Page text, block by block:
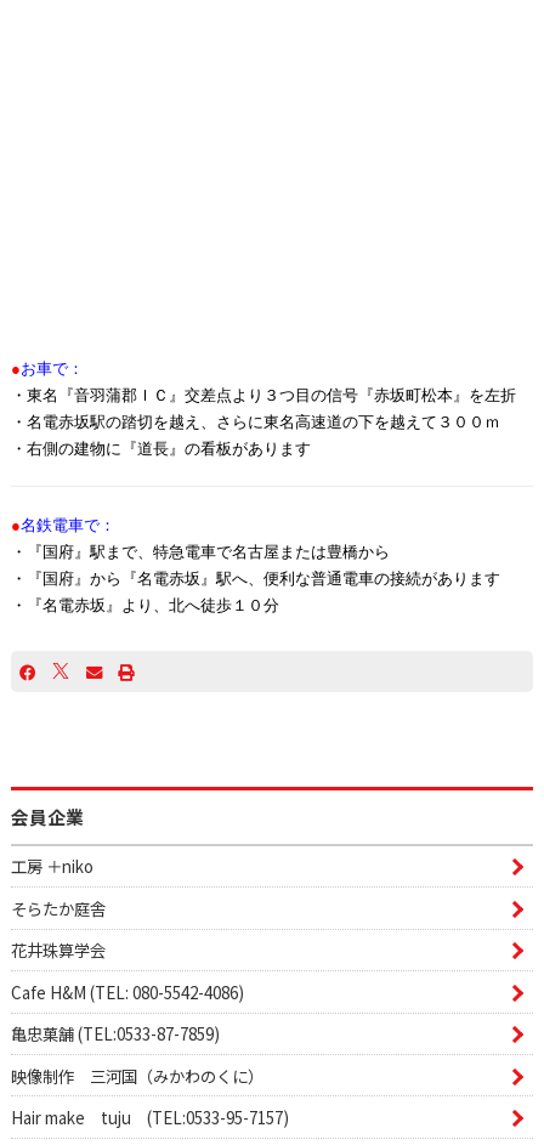
●お車で：
・東名『音羽蒲郡ＩＣ』交差点より３つ目の信号『赤坂町松本』を左折
・名電赤坂駅の踏切を越え、さらに東名高速道の下を越えて３００ｍ
・右側の建物に『道長』の看板があります
●名鉄電車で：
・『国府』駅まで、特急電車で名古屋または豊橋から
・『国府』から『名電赤坂』駅へ、便利な普通電車の接続があります
・『名電赤坂』より、北へ徒歩１０分
会員企業
工房 ＋niko
そらたか庭舎
花井珠算学会
Cafe H&M (TEL: 080-5542-4086)
亀忠菓舗 (TEL:0533-87-7859)
映像制作 三河国（みかわのくに）
Hair make tuju (TEL:0533-95-7157)